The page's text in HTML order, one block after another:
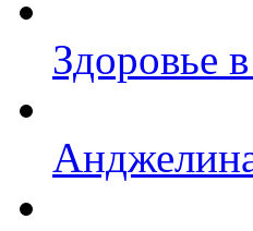
Здоровье